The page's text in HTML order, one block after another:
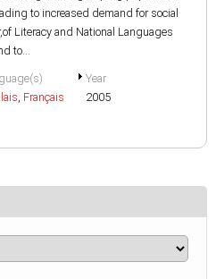
to increased demand for social
Literacy and National Languages
to...
, Français
Year
2005